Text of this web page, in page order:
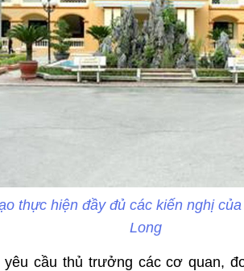
thực hiện đầy đủ các kiến nghị
Long
yêu cầu thủ trưởng các cơ quan,